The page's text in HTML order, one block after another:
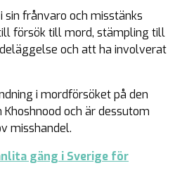
sin frånvaro och misstänks
försök till mord, stämpling till
och att ha involverat
i mordförsöket på den
och är dessutom
misshandel.
gäng i Sverige för